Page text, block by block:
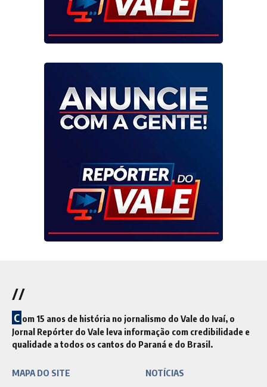
//
C om 15 anos de história no jornalismo do Vale do Ivaí, o
Jornal Repórter do Vale leva informação com credibilidade e
qualidade a todos os cantos do Paraná e do Brasil.
MAPA DO SITE NOTÍCIAS